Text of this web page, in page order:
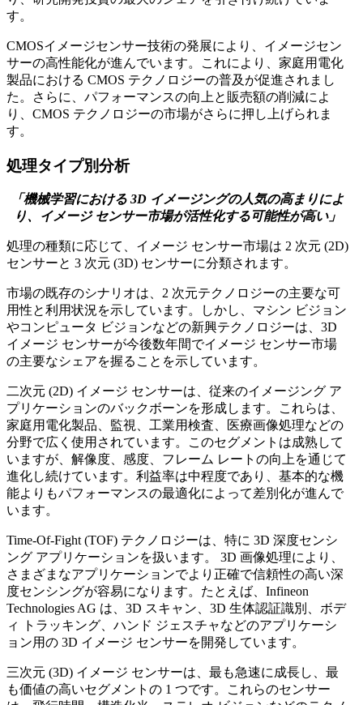
す。
CMOSイメージセンサー技術の発展により、イメージセン
サーの高性能化が進んでいます。これにより、家庭用電化
製品における CMOS テクノロジーの普及が促進されまし
た。さらに、パフォーマンスの向上と販売額の削減によ
り、CMOS テクノロジーの市場がさらに押し上げられま
す。
処理タイプ別分析
「機械学習における 3D イメージングの人気の高まりによ
り、イメージ センサー市場が活性化する可能性が高い」
処理の種類に応じて、イメージ センサー市場は 2 次元 (2D)
センサーと 3 次元 (3D) センサーに分類されます。
市場の既存のシナリオは、2 次元テクノロジーの主要な可
用性と利用状況を示しています。しかし、マシン ビジョン
やコンピュータ ビジョンなどの新興テクノロジーは、3D
イメージ センサーが今後数年間でイメージ センサー市場
の主要なシェアを握ることを示しています。
二次元 (2D) イメージ センサーは、従来のイメージング ア
プリケーションのバックボーンを形成します。これらは、
家庭用電化製品、監視、工業用検査、医療画像処理などの
分野で広く使用されています。このセグメントは成熟して
いますが、解像度、感度、フレーム レートの向上を通じて
進化し続けています。利益率は中程度であり、基本的な機
能よりもパフォーマンスの最適化によって差別化が進んで
います。
Time-Of-Fight (TOF) テクノロジーは、特に 3D 深度センシ
ング アプリケーションを扱います。 3D 画像処理により、
さまざまなアプリケーションでより正確で信頼性の高い深
度センシングが容易になります。たとえば、Infineon
Technologies AG は、3D スキャン、3D 生体認証識別、ボデ
ィ トラッキング、ハンド ジェスチャなどのアプリケーシ
ョン用の 3D イメージ センサーを開発しています。
三次元 (3D) イメージ センサーは、最も急速に成長し、最
も価値の高いセグメントの 1 つです。これらのセンサー